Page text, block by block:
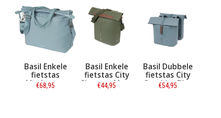
Basil Enkele
fietstas
Manhattan
Commuter 12L
€68,95
Basil Enkele
fietstas City
Shopper Moss
Green 16L
€44,95
Basil Dubbele
fietstas City
Graphite Blue
32L
€54,95